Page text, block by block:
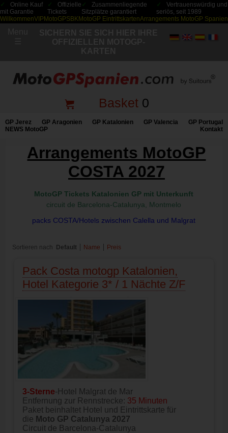
Online Kauf
mit Garantie
Offizielle
Tickets
Zusammenliegende
Sitzplätze garantiert
Vertrauenswürdig und
seriös, seit 1989
WillkommenVIP MotoGPSBKMotoGP EintrittskartenArrangements MotoGP Spanien
Basket0
GP Jerez GP Aragonien GP Katalonien GP Valencia
GP Portugal
NEWS MotoGP
Kontakt
Arrangements MotoGP
COSTA 2027
MotoGP Tickets Katalonien GP mit Unterkunft
circuit de Barcelona-Catalunya, Montmelo
packs COSTA/Hotels zwischen Calella und Malgrat
Sortieren nach Default Name Preis
Pack Costa motogp Katalonien,
Hotel Kategorie 3* / 1 Nächte Z/F
3-Sterne-Hotel Malgrat de Mar
Entfernung zur Rennstrecke: 35 Minuten
Paket beinhaltet Hotel und Eintrittskarte für
die Moto GP Catalunya 2027
Circuit de Barcelona-Catalunya